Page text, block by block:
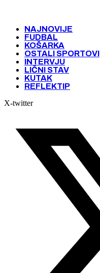
NAJNOVIJE
FUDBAL
KOŠARKA
OSTALI SPORTOVI
INTERVJU
LIČNI STAV
KUTAK
REFLEKTIP
X-twitter